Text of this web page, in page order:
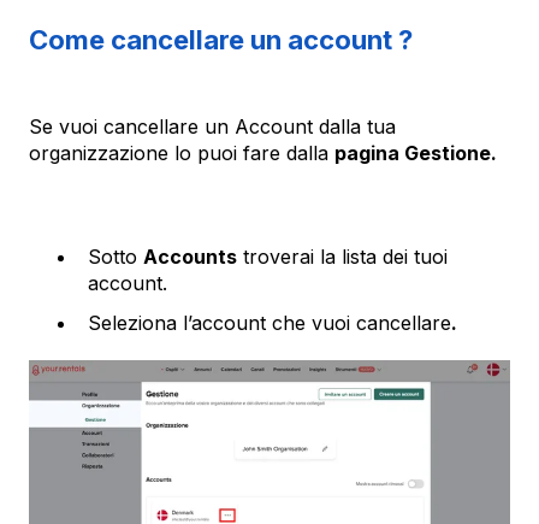
Come cancellare un account ?
Se vuoi cancellare un Account dalla tua
organizzazione lo puoi fare dalla pagina Gestione.
Sotto Accounts troverai la lista dei tuoi
account.
Seleziona l’account che vuoi cancellare.